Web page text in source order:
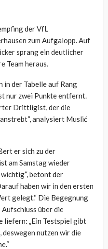
der VfL
zum Aufgalopp. Auf
sprang ein deutlicher
Team heraus.
der Tabelle auf Rang
nur zwei Punkte entfernt.
Drittligist, der die
analysiert Muslić
er sich zu der
am Samstag wieder
betont der
haben wir in den ersten
gelegt.“ Die Begegnung
über die
liefern: „Ein Testspiel gibt
deswegen nutzen wir die